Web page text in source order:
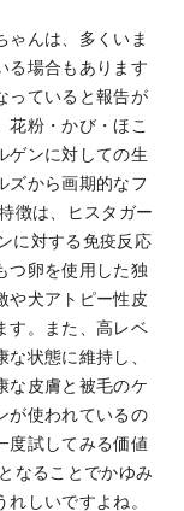
ゃんは、多くいま
る場合もあります
っていると報告が
花粉・かび・ほこ
ゲンに対しての生
ズから画期的なフ
徴は、ヒスタガー
に対する免疫反応
つ卵を使用した独
や犬アトピー性皮
す。また、高レベ
状態に維持し、
な皮膚と被毛のケ
が使われているの
度試してみる価値
なることでかゆみ
しいですよね。